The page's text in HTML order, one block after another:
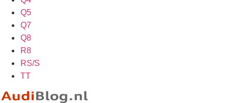
Q5
Q7
Q8
R8
RS/S
TT